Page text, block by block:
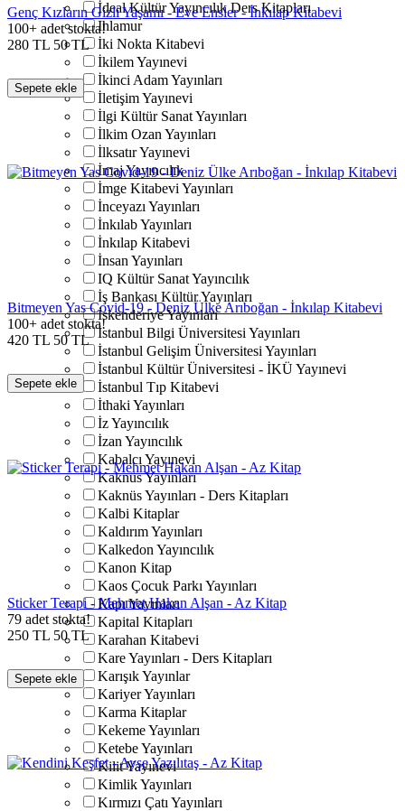
İdeal Kültür Yayıncılık Ders Kitapları
Ihlamur
İki Nokta Kitabevi
İkilem Yayınevi
İkinci Adam Yayınları
İletişim Yayınevi
İlgi Kültür Sanat Yayınları
İlkim Ozan Yayınları
İlksatır Yayınevi
İmaj Yayıncılık
İmge Kitabevi Yayınları
İnceyazı Yayınları
İnkılab Yayınları
İnkılap Kitabevi
İnsan Yayınları
IQ Kültür Sanat Yayıncılık
İş Bankası Kültür Yayınları
İskenderiye Yayınları
İstanbul Bilgi Üniversitesi Yayınları
İstanbul Gelişim Üniversitesi Yayınları
İstanbul Kültür Üniversitesi - İKÜ Yayınevi
İstanbul Tıp Kitabevi
İthaki Yayınları
İz Yayıncılık
İzan Yayıncılık
Kabalcı Yayınevi
Kaknüs Yayınları
Kaknüs Yayınları - Ders Kitapları
Kalbi Kitaplar
Kaldırım Yayınları
Kalkedon Yayıncılık
Kanon Kitap
Kaos Çocuk Parkı Yayınları
Kapı Yayınları
Kapital Kitapları
Karahan Kitabevi
Kare Yayınları - Ders Kitapları
Karışık Yayınlar
Kariyer Yayınları
Karma Kitaplar
Kekeme Yayınları
Ketebe Yayınları
Kilit Yayınevi
Kimlik Yayınları
Kırmızı Çatı Yayınları
Genç Kızların Gizli Yaşamı - Eve Ensler - İnkılap Kitabevi
100+ adet stokta!
280 TL 50 TL
Sepete ekle
Bitmeyen Yas Covid-19 - Deniz Ülke Arıboğan - İnkılap Kitabevi
100+ adet stokta!
420 TL 50 TL
Sepete ekle
Sticker Terapi - Mehmet Hakan Alşan - Az Kitap
79 adet stokta!
250 TL 50 TL
Sepete ekle